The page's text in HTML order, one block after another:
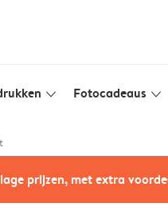
slim_arrow_down Fotocadeaus slim_arrow_down
prijzen, met extra